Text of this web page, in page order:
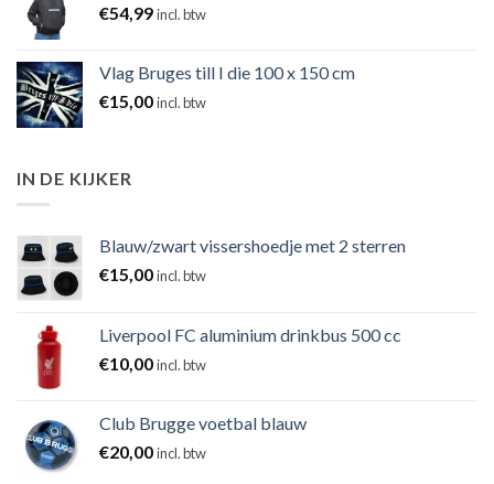
€54,99incl. btw
Vlag Bruges till I die 100 x 150 cm
€15,00incl. btw
IN DE KIJKER
Blauw/zwart vissershoedje met 2 sterren
€15,00incl. btw
Liverpool FC aluminium drinkbus 500 cc
€10,00incl. btw
Club Brugge voetbal blauw
€20,00incl. btw